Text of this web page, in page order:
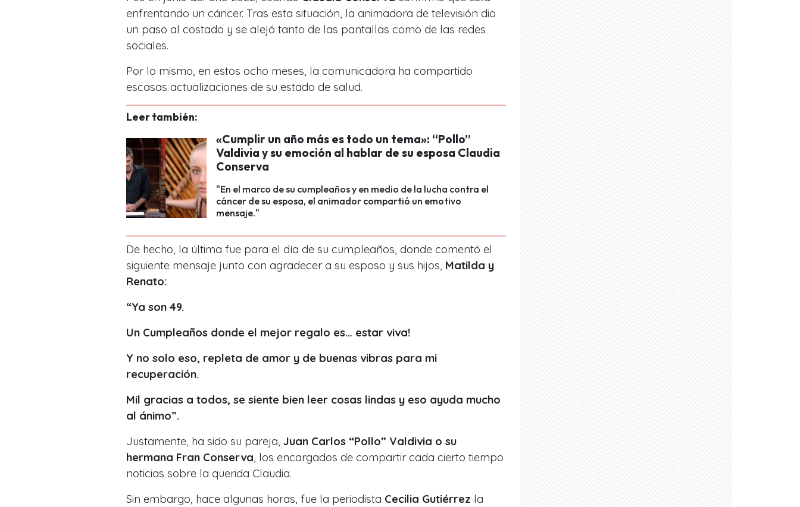
enfrentando un cáncer. Tras esta situación, la animadora de televisión dio
un paso al costado y se alejó tanto de las pantallas como de las redes
sociales.
Por lo mismo, en estos ocho meses, la comunicadora ha compartido
escasas actualizaciones de su estado de salud.
Leer también:
«Cumplir un año más es todo un tema»: “Pollo”
Valdivia y su emoción al hablar de su esposa Claudia
Conserva
"En el marco de su cumpleaños y en medio de la lucha contra el
cáncer de su esposa, el animador compartió un emotivo
mensaje."
De hecho, la última fue para el día de su cumpleaños, donde comentó el
siguiente mensaje junto con agradecer a su esposo y sus hijos, Matilda y
Renato:
“Ya son 49.
Un Cumpleaños donde el mejor regalo es… estar viva!
Y no solo eso, repleta de amor y de buenas vibras para mi
recuperación.
Mil gracias a todos, se siente bien leer cosas lindas y eso ayuda mucho
al ánimo”.
Justamente, ha sido su pareja, Juan Carlos “Pollo” Valdivia o su
hermana Fran Conserva , los encargados de compartir cada cierto tiempo
noticias sobre la querida Claudia.
Sin embargo, hace algunas horas, fue la periodista Cecilia Gutiérrez la